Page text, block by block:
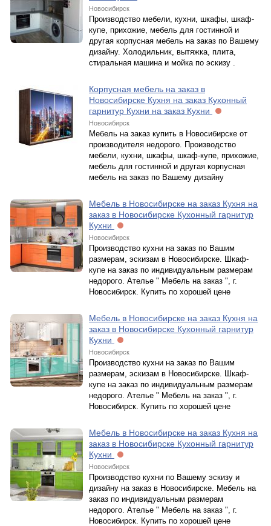
Новосибирск
Производство мебели, кухни, шкафы, шкаф-
купе, прихожие, мебель для гостинной и
другая корпусная мебель на заказ по Вашему
дизайну. Холодильник, вытяжка, плита,
стиральная машина и мойка по эскизу .
Корпусная мебель на заказ в
Новосибирске Кухня на заказ Кухонный
гарнитур Кухни на заказ Кухни
Новосибирск
Мебель на заказ купить в Новосибирске от
производителя недорого. Производство
мебели, кухни, шкафы, шкаф-купе, прихожие,
мебель для гостинной и другая корпусная
мебель на заказ по Вашему дизайну
Мебель в Новосибирске на заказ Кухня на
заказ в Новосибирске Кухонный гарнитур
Кухни
Новосибирск
Производство кухни на заказ по Вашим
размерам, эскизам в Новосибирске. Шкаф-
купе на заказ по индивидуальным размерам
недорого. Ателье " Мебель на заказ ", г.
Новосибирск. Купить по хорошей цене
Мебель в Новосибирске на заказ Кухня на
заказ в Новосибирске Кухонный гарнитур
Кухни
Новосибирск
Производство кухни на заказ по Вашим
размерам, эскизам в Новосибирске. Шкаф-
купе на заказ по индивидуальным размерам
недорого. Ателье " Мебель на заказ ", г.
Новосибирск. Купить по хорошей цене
Мебель в Новосибирске на заказ Кухня на
заказ в Новосибирске Кухонный гарнитур
Кухни
Новосибирск
Производство кухни по Вашему эскизу и
дизайну на заказ в Новосибирске. Мебель на
заказ по индивидуальным размерам
недорого. Ателье " Мебель на заказ ", г.
Новосибирск. Купить по хорошей цене